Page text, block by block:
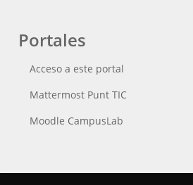
Portales
Acceso a este portal
Mattermost Punt TIC
Moodle CampusLab